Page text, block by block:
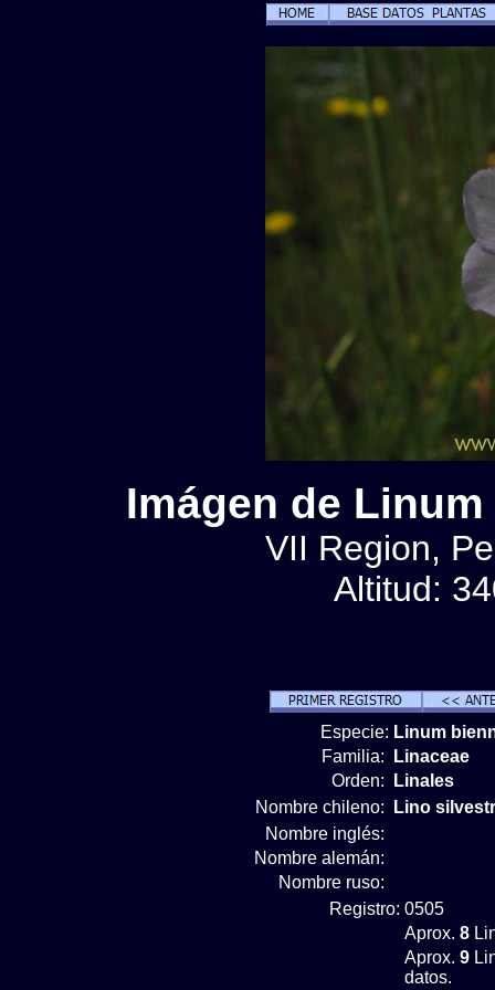
Imágen de
VII Region,
Altitud:
Especie: Linum
Familia:
Linaceae
Orden:
Linales
Nombre chileno:
Lino
Nombre inglés:
Nombre alemán:
Nombre ruso:
Registro: 0505
Aprox. 8
Aprox. 9
datos.